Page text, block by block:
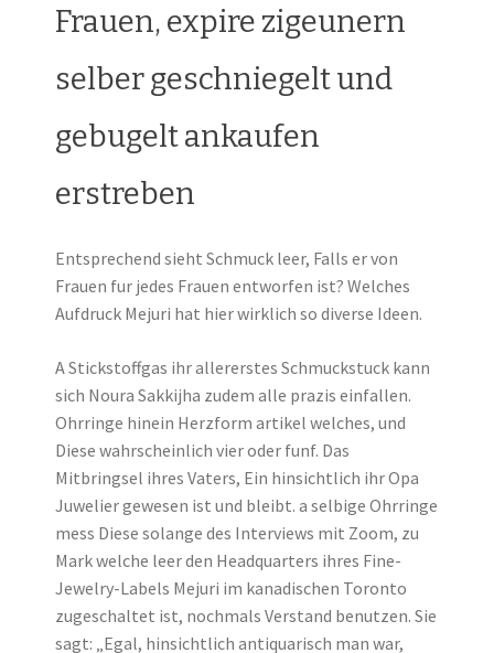
Frauen, expire zigeunern
selber geschniegelt und
gebugelt ankaufen
erstreben
Entsprechend sieht Schmuck leer, Falls er von
Frauen fur jedes Frauen entworfen ist? Welches
Aufdruck Mejuri hat hier wirklich so diverse Ideen.
A Stickstoffgas ihr allererstes Schmuckstuck kann
sich Noura Sakkijha zudem alle prazis einfallen.
Ohrringe hinein Herzform artikel welches, und
Diese wahrscheinlich vier oder funf. Das
Mitbringsel ihres Vaters, Ein hinsichtlich ihr Opa
Juwelier gewesen ist und bleibt. a selbige Ohrringe
mess Diese solange des Interviews mit Zoom, zu
Mark welche leer den Headquarters ihres Fine-
Jewelry-Labels Mejuri im kanadischen Toronto
zugeschaltet ist, nochmals Verstand benutzen. Sie
sagt: „Egal, hinsichtlich antiquarisch man war,